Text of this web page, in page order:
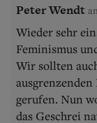
Peter Wendt
Wieder sehr
Feminismus
Wir sollten
ausgrenzenden
gerufen. Nun
das Geschrei